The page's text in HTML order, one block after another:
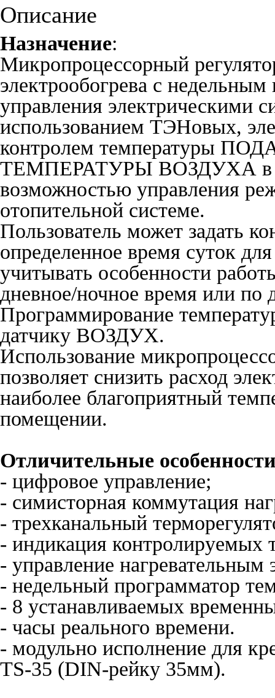
Описание
Назначение:
Микропроцессорный
электрообогрева с
управления электрическими
использованием ТЭНовых,
контролем температуры
ТЕМПЕРАТУРЫ ВОЗДУХА в
возможностью управления
отопительной системе.
Пользователь может задать
определенное время суток
учитывать особенности
дневное/ночное время или по
Программирование
датчику ВОЗДУХ.
Использование
позволяет снизить расход
наиболее благоприятный
помещении.
Отличительные
- цифровое управление;
- симисторная коммутация
- трехканальный
- индикация контролируемых
- управление
- недельный программатор
- 8 устанавливаемых
- часы реального времени.
- модульно исполнение для
TS-35 (DIN-рейку 35мм).